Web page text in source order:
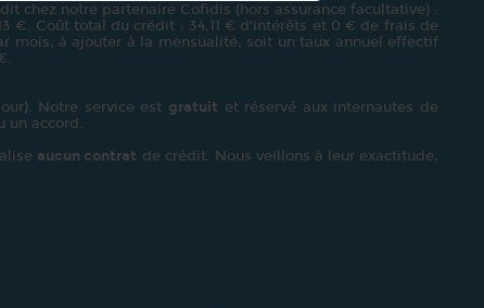
chez notre partenaire Cofidis (hors assurance facultative) :
€. Coût total du crédit : 34,11 € d’intérêts et 0 € de frais de
mois, à ajouter à la mensualité; soit un taux annuel effectif
Notre service est gratuit et réservé aux internautes de
un accord.
aucun contrat de crédit. Nous veillons à leur exactitude,